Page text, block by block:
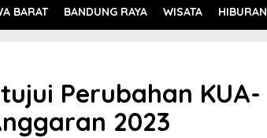
BARAT BANDUNG RAYA WISATA HIBURAN
Perubahan KUA-
2023